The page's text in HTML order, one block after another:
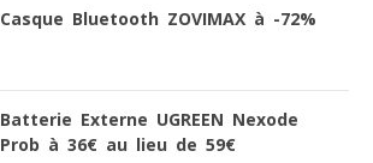
Casque Bluetooth ZOVIMAX à -72%
Batterie Externe UGREEN Nexode
Prob à 36€ au lieu de 59€